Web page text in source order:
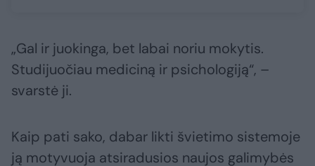
„Gal ir juokinga, bet labai noriu mokytis.
Studijuočiau mediciną ir psichologiją“, –
svarstė ji.
Kaip pati sako, dabar likti švietimo sistemoje
ją motyvuoja atsiradusios naujos galimybės